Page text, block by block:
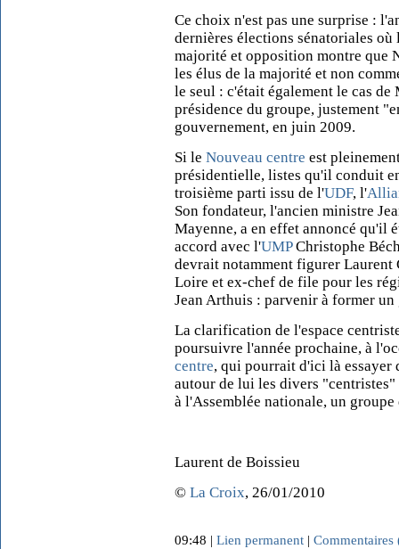
Ce choix n'est pas une surprise :
dernières élections sénatoriales
majorité et opposition montre que
les élus de la majorité et non
le seul : c'était également le cas
présidence du groupe, justement
gouvernement, en juin 2009.
Si le Nouveau centre est
présidentielle, listes qu'il conduit
troisième parti issu de l'UDF, l'
Son fondateur, l'ancien ministre
Mayenne, a en effet annoncé qu'il
accord avec l'UMPChristophe
devrait notamment figurer
Loire et ex-chef de file pour les
Jean Arthuis : parvenir à former
La clarification de l'espace
poursuivre l'année prochaine, à
centre, qui pourrait d'ici là essayer
autour de lui les divers
à l'Assemblée nationale, un
Laurent de Boissieu
© La Croix, 26/01/2010
09:48 | Lien permanent | Commentaires